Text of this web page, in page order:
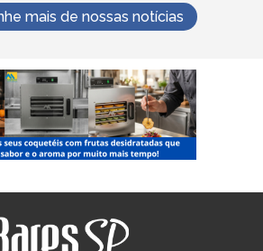
mais de nossas notícias